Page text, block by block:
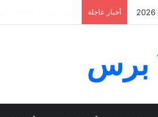
أخبار عاجلة